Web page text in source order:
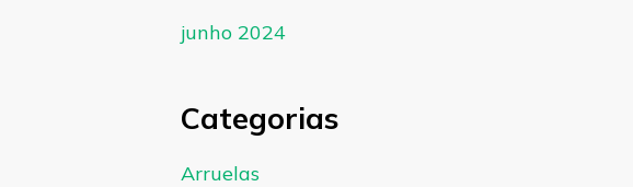
junho 2024
Categorias
Arruelas